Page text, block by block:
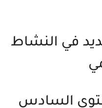
في النشاط